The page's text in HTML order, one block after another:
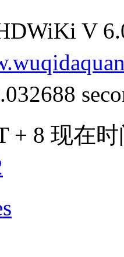
V
+ 8 现在